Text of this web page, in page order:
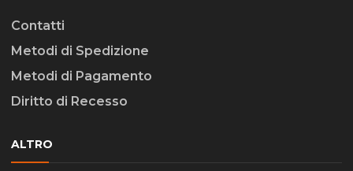
Contatti
Metodi di Spedizione
Metodi di Pagamento
Diritto di Recesso
ALTRO